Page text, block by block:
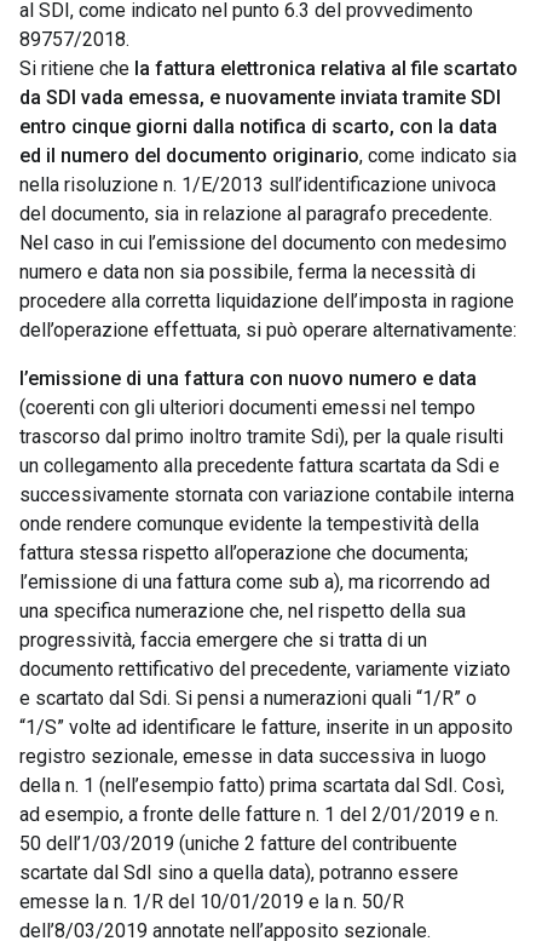
al SDI, come indicato nel punto 6.3 del provvedimento
89757/2018.
Si ritiene che la fattura elettronica relativa al file scartato
da SDI vada emessa, e nuovamente inviata tramite SDI
entro cinque giorni dalla notifica di scarto, con la data
ed il numero del documento originario, come indicato sia
nella risoluzione n. 1/E/2013 sull’identificazione univoca
del documento, sia in relazione al paragrafo precedente.
Nel caso in cui l’emissione del documento con medesimo
numero e data non sia possibile, ferma la necessità di
procedere alla corretta liquidazione dell’imposta in ragione
dell’operazione effettuata, si può operare alternativamente:
l’emissione di una fattura con nuovo numero e data
(coerenti con gli ulteriori documenti emessi nel tempo
trascorso dal primo inoltro tramite Sdi), per la quale risulti
un collegamento alla precedente fattura scartata da Sdi e
successivamente stornata con variazione contabile interna
onde rendere comunque evidente la tempestività della
fattura stessa rispetto all’operazione che documenta;
l’emissione di una fattura come sub a), ma ricorrendo ad
una specifica numerazione che, nel rispetto della sua
progressività, faccia emergere che si tratta di un
documento rettificativo del precedente, variamente viziato
e scartato dal Sdi. Si pensi a numerazioni quali “1/R” o
“1/S” volte ad identificare le fatture, inserite in un apposito
registro sezionale, emesse in data successiva in luogo
della n. 1 (nell’esempio fatto) prima scartata dal SdI. Così,
ad esempio, a fronte delle fatture n. 1 del 2/01/2019 e n.
50 dell’1/03/2019 (uniche 2 fatture del contribuente
scartate dal SdI sino a quella data), potranno essere
emesse la n. 1/R del 10/01/2019 e la n. 50/R
dell’8/03/2019 annotate nell’apposito sezionale.